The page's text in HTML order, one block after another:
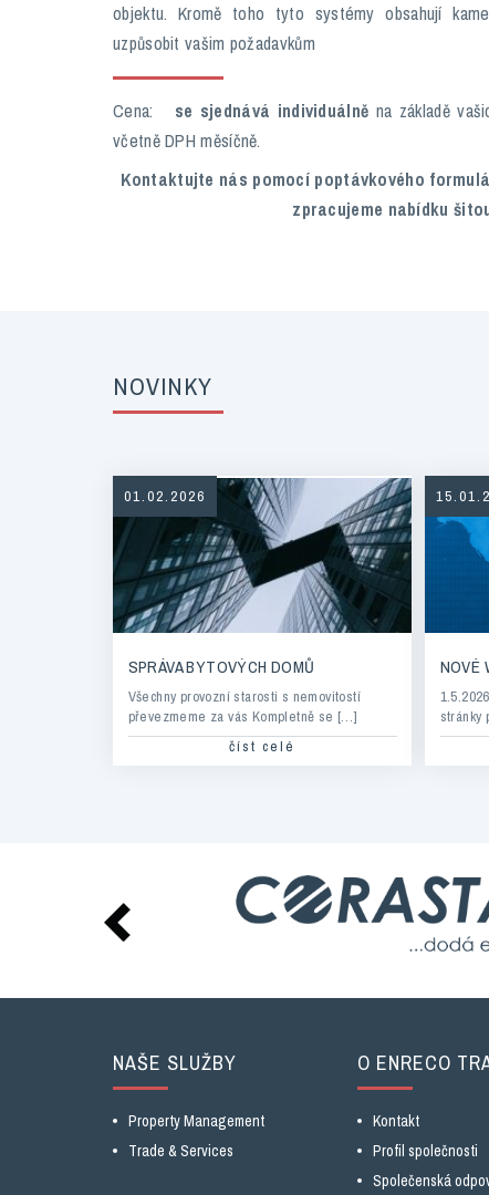
objektu. Kromě toho tyto systémy obsahují
uzpůsobit vašim požadavkům
Cena: se sjednává individuálně na základě
včetně DPH měsíčně.
Kontaktujte nás pomocí poptávkového
zpracujeme nabídku
NOVINKY
01.02.2026
SPRÁVA BYTOVÝCH DOMŮ
Všechny provozní starosti s nemovitostí
převezmeme za vás Kompletně se […]
číst celé
NOVÉ
stránky
NAŠE SLUŽBY
Property Management
Trade & Services
O ENRECO
Kontakt
Profil společnosti
Společenská